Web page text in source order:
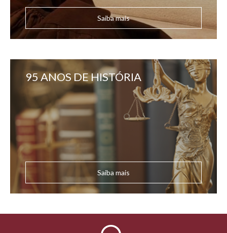
Saiba mais
95 ANOS DE HISTÓRIA
Saiba mais